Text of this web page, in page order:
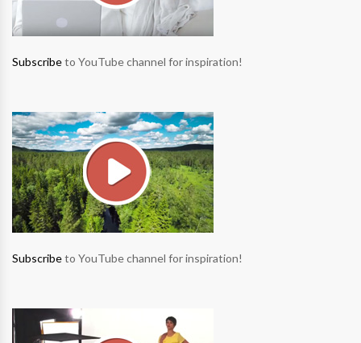
Subscribeto YouTube channel for inspiration!
Subscribeto YouTube channel for inspiration!